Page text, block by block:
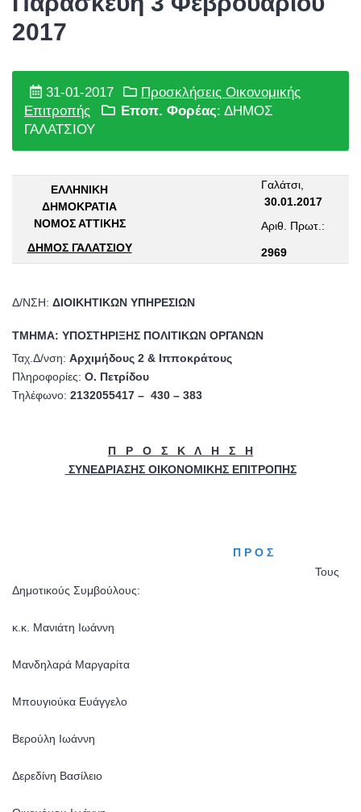
2017
31-01-2017
Προσκλήσεις Οικονομικής
Επιτροπής
Εποπ. Φορέας: ΔΗΜΟΣ
ΓΑΛΑΤΣΙΟΥ
ΕΛΛΗΝΙΚΗ
ΔΗΜΟΚΡΑΤΙΑ
ΝΟΜΟΣ ΑΤΤΙΚΗΣ
ΔΗΜΟΣ ΓΑΛΑΤΣΙΟΥ
Γαλάτσι,
30.01.2017
Αριθ. Πρωτ.:
2969
Δ/ΝΣΗ: ΔΙΟΙΚΗΤΙΚΩΝ ΥΠΗΡΕΣΙΩΝ
ΤΜΗΜΑ: ΥΠΟΣΤΗΡΙΞΗΣ ΠΟΛΙΤΙΚΩΝ ΟΡΓΑΝΩΝ
Ταχ.Δ/νση: Αρχιμήδους 2 & Ιπποκράτους
Πληροφορίες: Ο. Πετρίδου
Τηλέφωνο: 2132055417 – 430 – 383
Π Ρ Ο Σ Κ Λ Η Σ Η
ΣΥΝΕΔΡΙΑΣΗΣ ΟΙΚΟΝΟΜΙΚΗΣ ΕΠΙΤΡΟΠΗΣ
Π Ρ Ο Σ
Τους
Δημοτικούς Συμβούλους:
κ.κ. Μανιάτη Ιωάννη
Μανδηλαρά Μαργαρίτα
Μπουγιούκα Ευάγγελο
Βερούλη Ιωάννη
Δερεδίνη Βασίλειο